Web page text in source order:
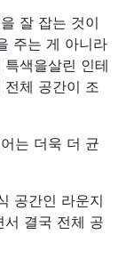
잘 잡는 것이
주는 게 아니라
색을살린 인테
체 공간이 조
는 더욱 더 균
공간인 라운지
서 결국 전체 공